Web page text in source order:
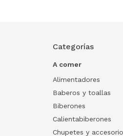
Categorías
A comer
Alimentadores
Baberos y toallas
Biberones
Calientabiberones
Chupetes y